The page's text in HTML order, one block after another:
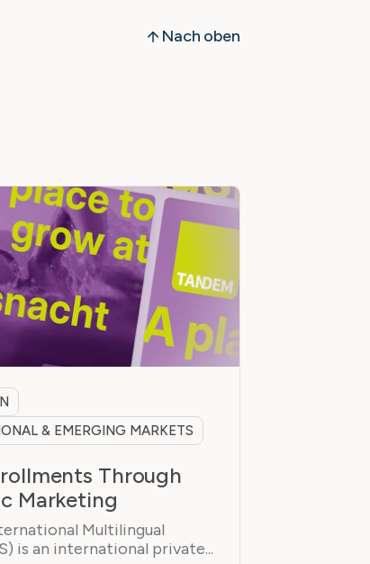
Nach oben
& EMERGING MARKETS
Through
Marketing
Multilingual
is an international private...